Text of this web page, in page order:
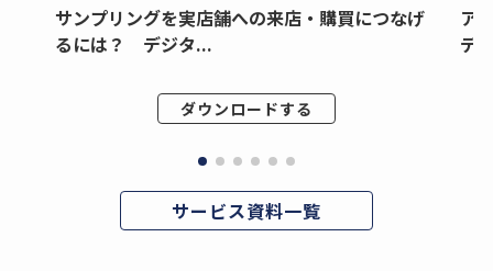
サンプリングを実店舗への来店・購買につなげ
るには？ デジタ...
ダウンロードする
ア
デ
サービス資料一覧